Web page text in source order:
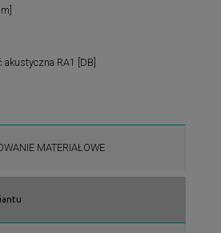
akustyczna RA1 [DB]
MATERIAŁOWE